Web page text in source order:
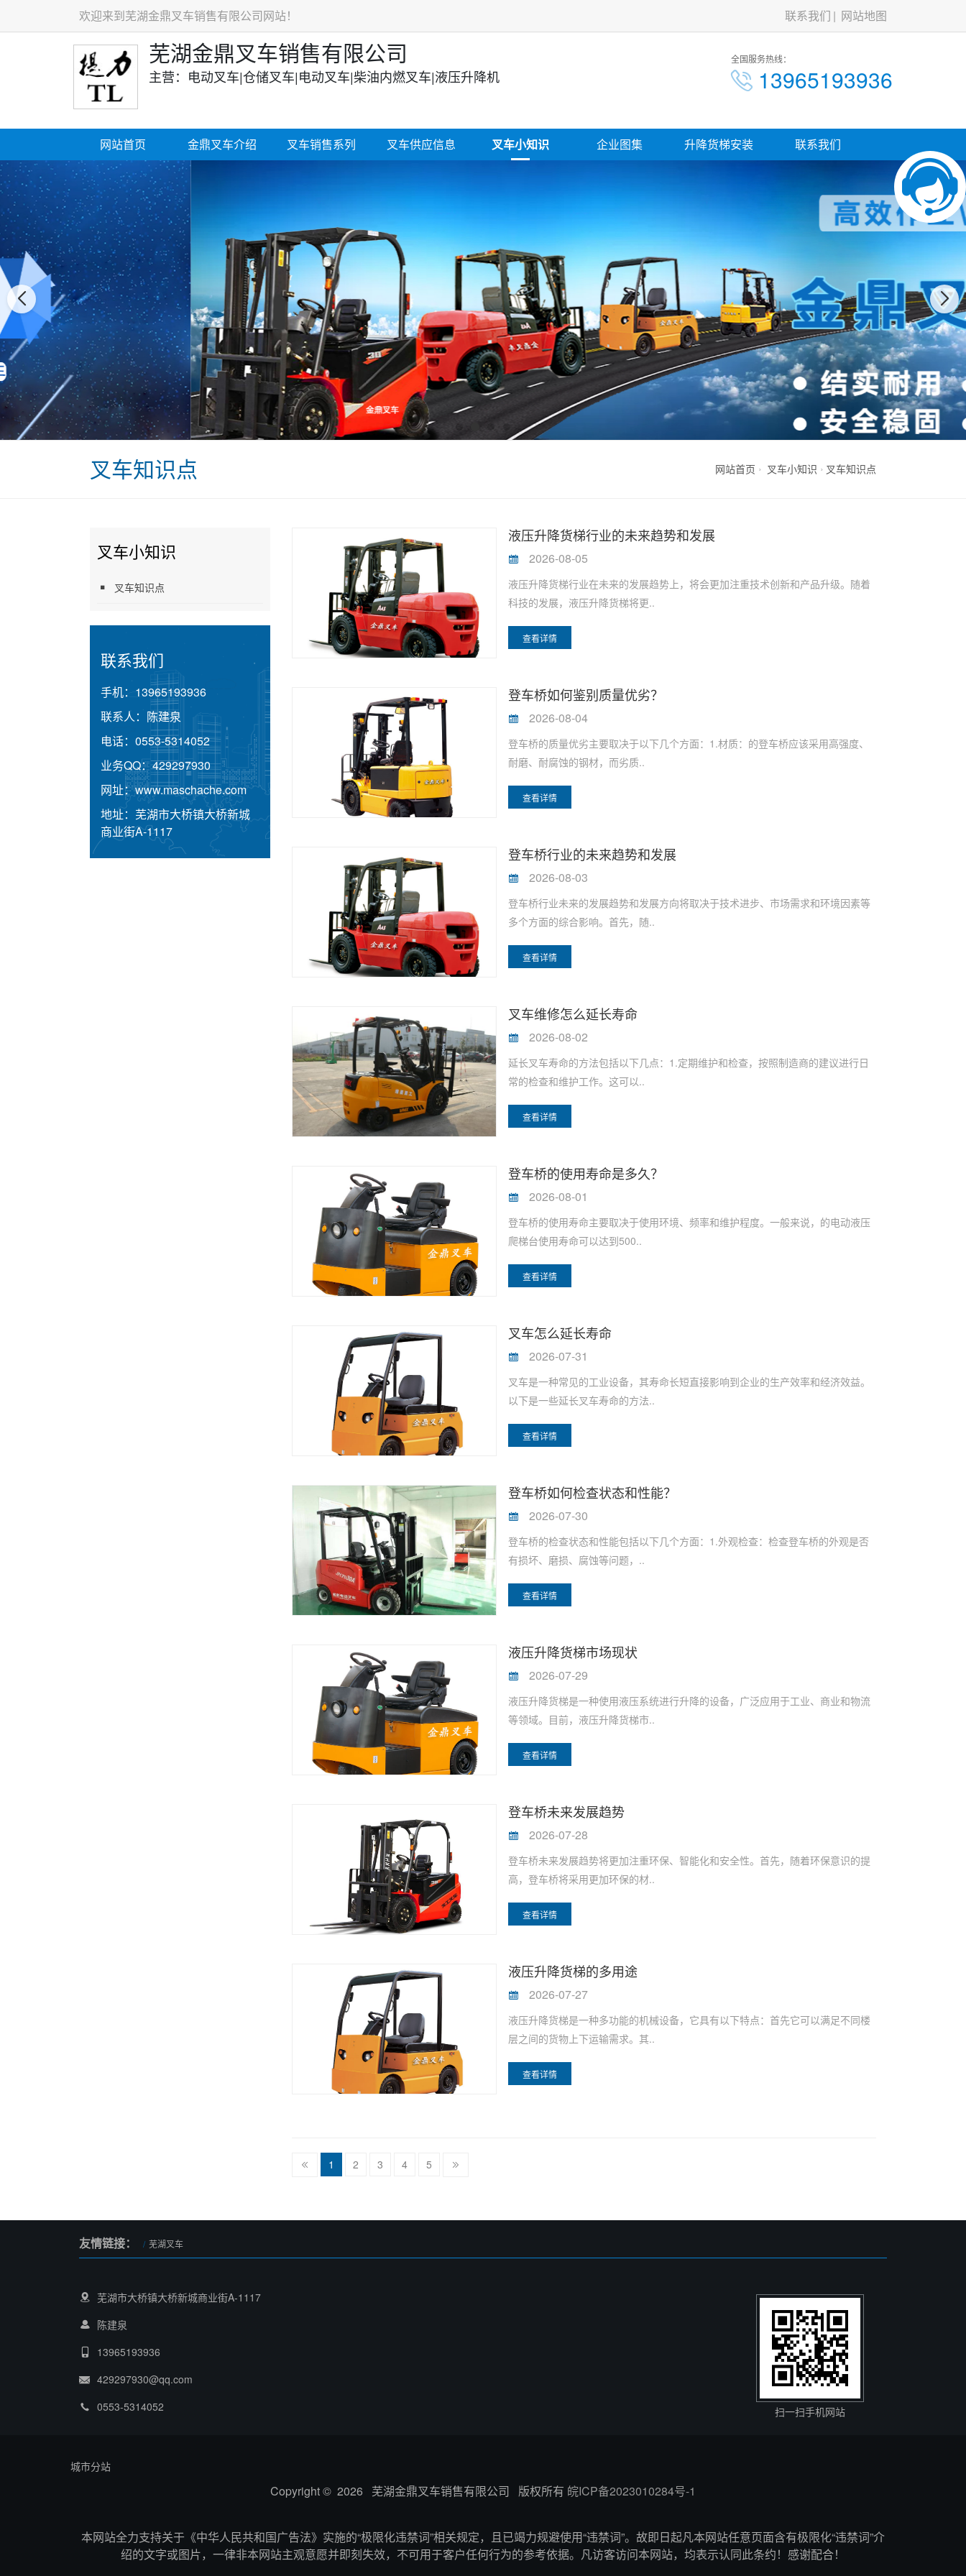
欢迎来到芜湖金鼎叉车销售有限公司网站！ 联系我们 网站地图
芜湖金鼎叉车销售有限公司
主营：电动叉车|仓储叉车|电动叉车|柴油内燃叉车|液压升降机
全国服务热线：
13965193936
网站首页 金鼎叉车介绍 叉车销售系列 叉车供应信息 叉车小知识 企业图集 升降货梯安装 联系我们
叉车知识点 网站首页 叉车小知识 叉车知识点
叉车小知识
叉车知识点
联系我们
手机： 13965193936
联系人： 陈建泉
电话： 0553-5314052
业务QQ：429297930
网址：www.maschache.com
地址： 芜湖市大桥镇大桥新城
商业街A-1117
液压升降货梯行业的未来趋势和发展
2026-08-05
液压升降货梯行业在未来的发展趋势上，将会更加注重技术创新和产品升级。随着
科技的发展，液压升降货梯将更..
查看详情
登车桥如何鉴别质量优劣？
2026-08-04
登车桥的质量优劣主要取决于以下几个方面：1.材质：的登车桥应该采用高强度、
耐磨、耐腐蚀的钢材，而劣质..
查看详情
登车桥行业的未来趋势和发展
2026-08-03
登车桥行业未来的发展趋势和发展方向将取决于技术进步、市场需求和环境因素等
多个方面的综合影响。首先，随..
查看详情
叉车维修怎么延长寿命
2026-08-02
延长叉车寿命的方法包括以下几点：1.定期维护和检查，按照制造商的建议进行日
常的检查和维护工作。这可以..
查看详情
登车桥的使用寿命是多久？
2026-08-01
登车桥的使用寿命主要取决于使用环境、频率和维护程度。一般来说，的电动液压
爬梯台使用寿命可以达到500..
查看详情
叉车怎么延长寿命
2026-07-31
叉车是一种常见的工业设备，其寿命长短直接影响到企业的生产效率和经济效益。
以下是一些延长叉车寿命的方法..
查看详情
登车桥如何检查状态和性能？
2026-07-30
登车桥的检查状态和性能包括以下几个方面：1.外观检查：检查登车桥的外观是否
有损坏、磨损、腐蚀等问题，..
查看详情
液压升降货梯市场现状
2026-07-29
液压升降货梯是一种使用液压系统进行升降的设备，广泛应用于工业、商业和物流
等领域。目前，液压升降货梯市..
查看详情
登车桥未来发展趋势
2026-07-28
登车桥未来发展趋势将更加注重环保、智能化和安全性。首先，随着环保意识的提
高，登车桥将采用更加环保的材..
查看详情
液压升降货梯的多用途
2026-07-27
液压升降货梯是一种多功能的机械设备，它具有以下特点：首先它可以满足不同楼
层之间的货物上下运输需求。其..
查看详情
1 2 3 4 5
友情链接： 芜湖叉车
芜湖市大桥镇大桥新城商业街A-1117
陈建泉
13965193936
429297930@qq.com
0553-5314052
扫一扫手机网站
城市分站
Copyright © 2026 芜湖金鼎叉车销售有限公司 版权所有 皖ICP备2023010284号-1
本网站全力支持关于《中华人民共和国广告法》实施的“极限化违禁词”相关规定，且已竭力规避使用“违禁词”。故即日起凡本网站任意页面含有极限化“违禁词”介
绍的文字或图片，一律非本网站主观意愿并即刻失效，不可用于客户任何行为的参考依据。凡访客访问本网站，均表示认同此条约！感谢配合！